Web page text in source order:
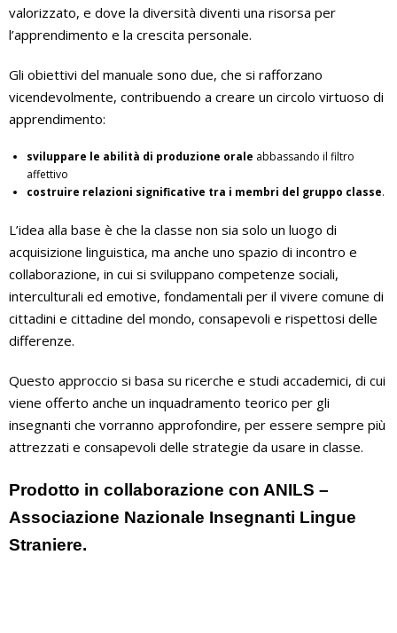
aula
quantità
valorizzato, e dove la diversità diventi una risorsa per
l’apprendimento e la crescita personale.
Gli obiettivi del manuale sono due, che si rafforzano
vicendevolmente, contribuendo a creare un circolo virtuoso di
apprendimento:
sviluppare le abilità di produzione orale abbassando il filtro
affettivo
costruire relazioni significative tra i membri del gruppo classe.
L’idea alla base è che la classe non sia solo un luogo di
acquisizione linguistica, ma anche uno spazio di incontro e
collaborazione, in cui si sviluppano competenze sociali,
interculturali ed emotive, fondamentali per il vivere comune di
cittadini e cittadine del mondo, consapevoli e rispettosi delle
differenze.
Questo approccio si basa su ricerche e studi accademici, di cui
viene offerto anche un inquadramento teorico per gli
insegnanti che vorranno approfondire, per essere sempre più
attrezzati e consapevoli delle strategie da usare in classe.
Prodotto in collaborazione con ANILS –
Associazione Nazionale Insegnanti Lingue
Straniere.